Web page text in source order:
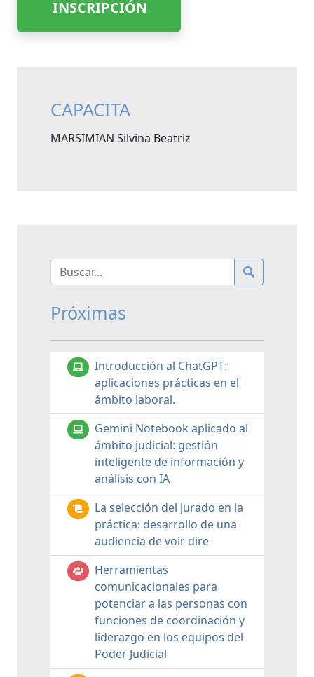
INSCRIPCIÓN
CAPACITA
MARSIMIAN Silvina Beatriz
Próximas
Introducción al ChatGPT:
aplicaciones prácticas en el
ámbito laboral.
Gemini Notebook aplicado al
ámbito judicial: gestión
inteligente de información y
análisis con IA
La selección del jurado en la
práctica: desarrollo de una
audiencia de voir dire
Herramientas
comunicacionales para
potenciar a las personas con
funciones de coordinación y
liderazgo en los equipos del
Poder Judicial